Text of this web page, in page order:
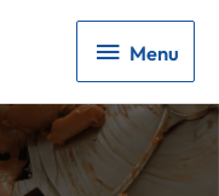
Menu
Menu